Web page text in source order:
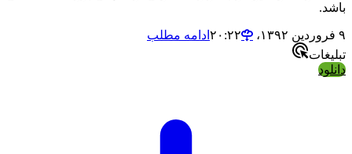
ادامه مطلب